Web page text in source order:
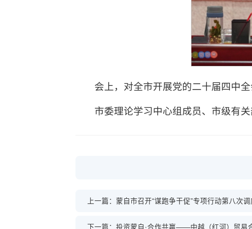
会上，对全市开展党的二十届四中
市委理论学习中心组成员、市级有关
上一篇：蒙自市召开“谋跑争干促”专项行动第八次调
下一篇：投资蒙自·合作共赢——中越（红河）贸易